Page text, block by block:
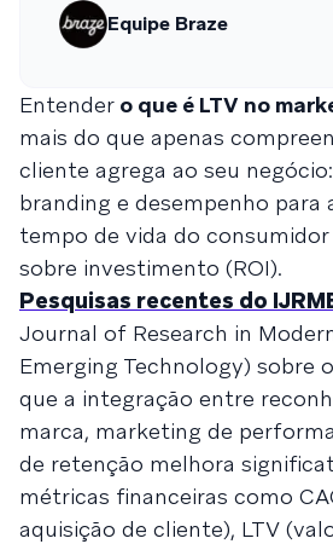
Equipe Braze
Entender o que é LTV no
mais do que apenas
cliente agrega ao seu
branding e desempenho
tempo de vida do
sobre investimento (ROI).
Pesquisas recentes do
Journal of Research in
Emerging Technology) sobre
que a integração entre
marca, marketing de
de retenção melhora
métricas financeiras como
aquisição de cliente), LTV